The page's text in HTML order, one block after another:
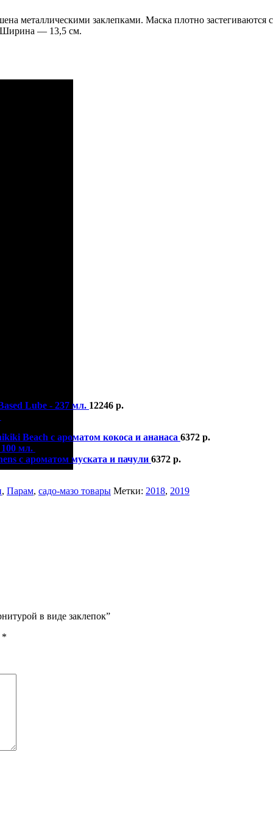
металлическими заклепками. Маска плотно
Ширина — 13,5 см.
Lube - 237 мл. 12246 р.
Beach с ароматом кокоса и ананаса 6372 р.
мл.
с ароматом муската и пачули 6372 р.
, Парам, садо-мазо товары Метки: 2018, 2019
в виде заклепок”
*